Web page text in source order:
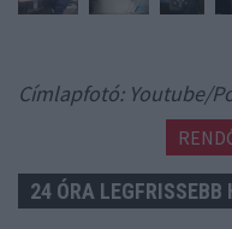
Címlapfotó: Youtube/
24 ÓRA LEGFRISSEBB